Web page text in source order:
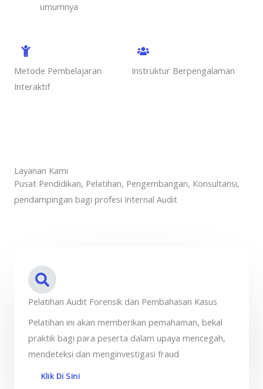
umumnya
Metode Pembelajaran
Interaktif
Instruktur Berpengalaman
Layanan Kami
Pusat Pendidikan, Pelatihan, Pengembangan, Konsultansi,
pendampingan bagi profesi Internal Audit
Pelatihan Audit Forensik dan Pembahasan Kasus
Pelatihan ini akan memberikan pemahaman, bekal
praktik bagi para peserta dalam upaya mencegah,
mendeteksi dan menginvestigasi fraud
Klik Di Sini